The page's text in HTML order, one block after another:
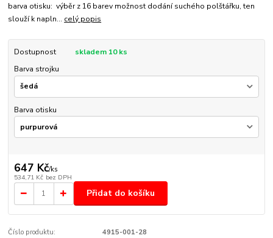
barva otisku: výběr z 16 barev možnost dodání suchého polštářku, ten
slouží k napln... celý popis
Dostupnost
skladem 10 ks
Barva strojku
Barva otisku
647 Kč/ks
534,71 Kč bez DPH
Přidat do košíku
Číslo produktu: 4915-001-28